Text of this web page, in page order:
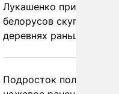
Лукашенко призвал
белорусов скупать
деревнях раньше
Подросток получил